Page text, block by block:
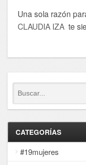
Una sola razón
CLAUDIA IZA te
CATEGORÍAS
#19mujeres